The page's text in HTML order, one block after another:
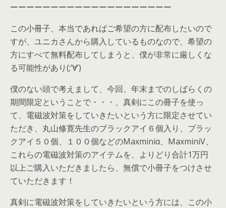
ーーーーーーーーーーーーーーーーーーーー
この小冊子、本当であればご希望の方に配布したいので
すが、ユニカさんから購入しているものなので、希望の
方にすべて無料配布してしまうと、僕が非常に厳しくな
る可能性があり(;’∀’)
僕のない頭で考えまして、今回、年末までのしばらくの
期間限定ということで・・・、真剣にこの冊子を使っ
て、電磁波対策をしていきたいという方に限定させてい
ただき、丸山修寛先生のブラックアイ６個入り、ブラッ
クアイ５０個、１００個などのMaxminiα、MaxminiV、
これらの電磁波対策のアイテムを、よりどり合計1万円
以上ご購入いただきましたら、無償で小冊子をつけさせ
ていただきます！
真剣に電磁波対策をしていきたいという方には、この小